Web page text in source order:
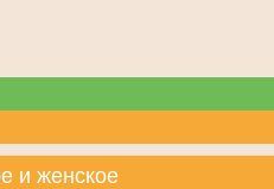
и женское